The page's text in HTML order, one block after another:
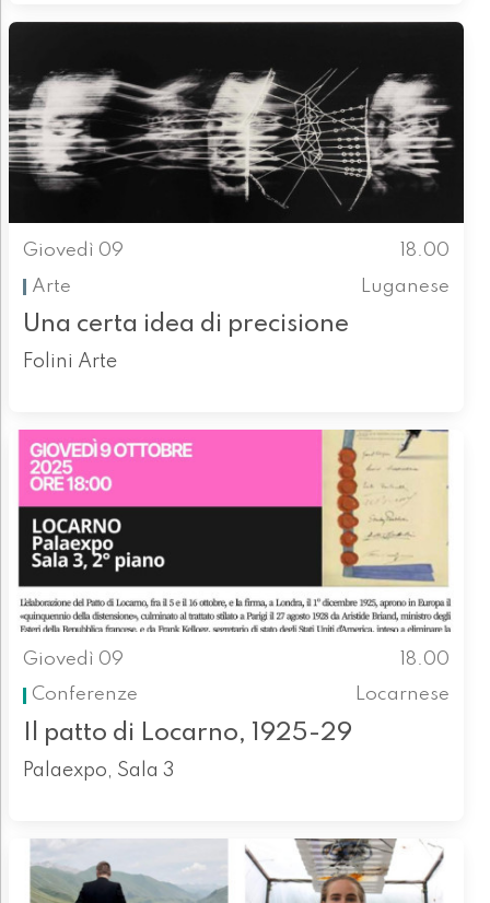
Giovedì 09
18.00
Arte
Luganese
Una certa idea di precisione
Folini Arte
Giovedì 09
18.00
Conferenze
Locarnese
Il patto di Locarno, 1925-29
Palaexpo, Sala 3